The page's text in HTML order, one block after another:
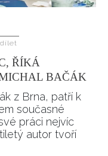
ŘÍKÁ
BAČÁK
z Brna, patří k
současné
práci nejvíc
autor tvoří